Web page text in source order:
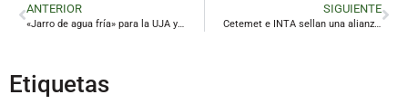
ANTERIOR
«Jarro de agua fría» para la UJA y para Linares
SIGUIENTE
Cetemet e INTA sellan una alianza para desarrollar proyectos de tecnología avanzada en Linares
Etiquetas